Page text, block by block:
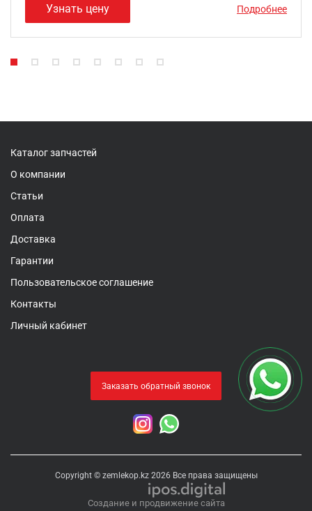
Узнать цену Подробнее
Каталог запчастей
О компании
Статьи
Оплата
Доставка
Гарантии
Пользовательское соглашение
Контакты
Личный кабинет
Заказать обратный звонок
Copyright © zemlekop.kz 2026 Все права защищены
Создание и продвижение сайта